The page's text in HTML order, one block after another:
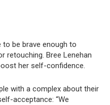
be brave enough to
retouching. Bree Lenehan
her self-confidence.
with a complex about their
acceptance: “We